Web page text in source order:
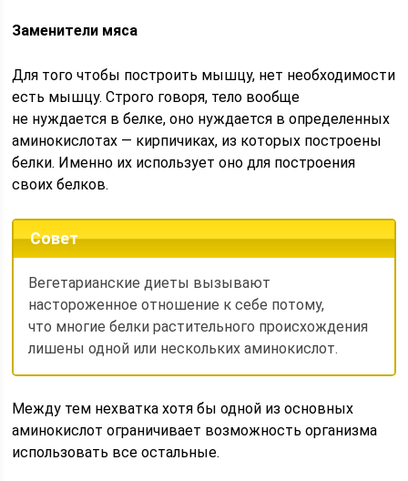
Заменители мяса
Для того чтобы построить мышцу, нет необходимости
есть мышцу. Стро­го говоря, тело вообще
не нуждается в белке, оно нуждается в определенных
аминокислотах — кирпичиках, из которых построены
белки. Именно их использует оно для построения
своих белков.
Совет
Вегетарианские диеты вызывают
настороженное отношение к себе по­тому,
что многие белки растительно­го происхождения
лишены одной или нескольких аминокислот.
Между тем нехватка хотя бы одной из основных
аминокислот ограничивает возмож­ность организма
использовать все остальные.